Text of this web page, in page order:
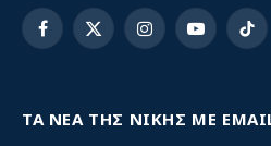
Facebook
X
InstagramYouTube
ΤΑ ΝΕΑ ΤΗΣ ΝΙΚΗΣ ΜΕ